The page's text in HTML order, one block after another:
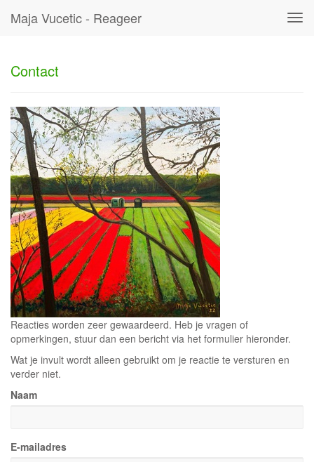
Maja Vucetic - Reageer
Contact
Reacties worden zeer gewaardeerd. Heb je vragen of
opmerkingen, stuur dan een bericht via het formulier hieronder.
Wat je invult wordt alleen gebruikt om je reactie te versturen en
verder niet.
Naam
E-mailadres